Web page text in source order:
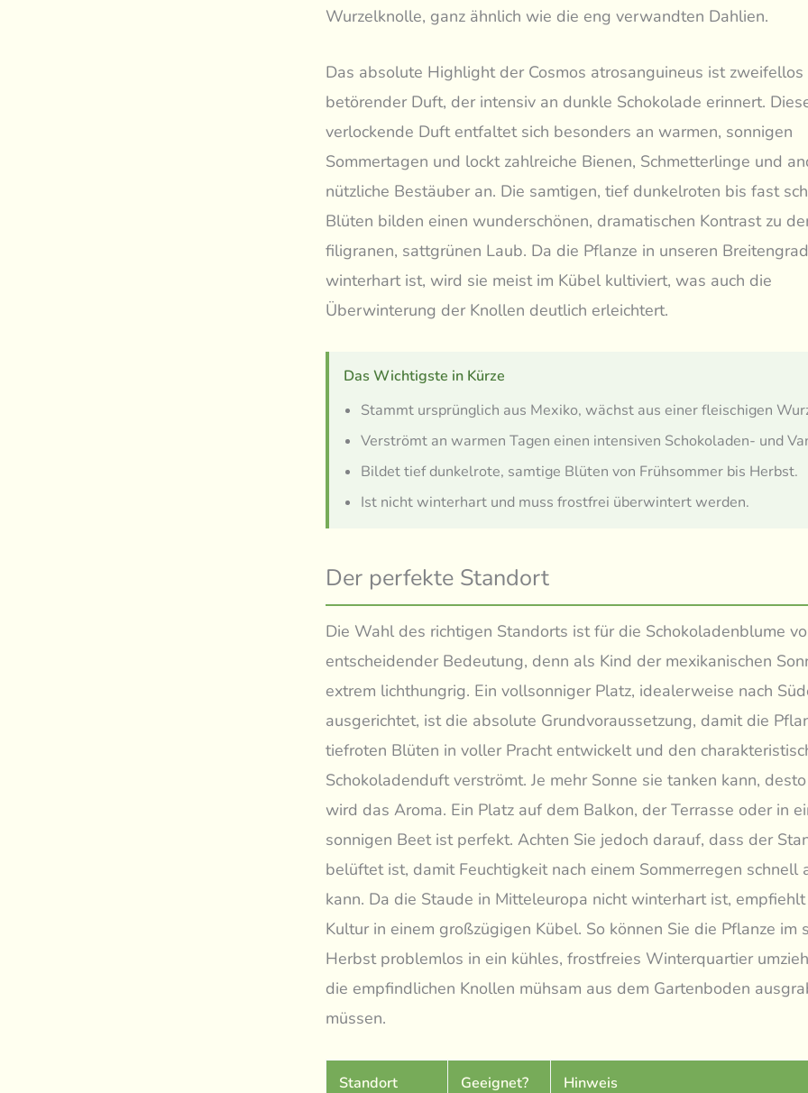
Wurzelknolle, ganz ähnlich wie die eng verwandten Dahlien.
Das absolute Highlight der Cosmos atrosanguineus ist zweifellos
betörender Duft, der intensiv an dunkle Schokolade erinnert.
verlockende Duft entfaltet sich besonders an warmen, sonnigen
Sommertagen und lockt zahlreiche Bienen, Schmetterlinge und
nützliche Bestäuber an. Die samtigen, tief dunkelroten bis fast
Blüten bilden einen wunderschönen, dramatischen Kontrast zu
filigranen, sattgrünen Laub. Da die Pflanze in unseren
winterhart ist, wird sie meist im Kübel kultiviert, was auch die
Überwinterung der Knollen deutlich erleichtert.
Das Wichtigste in Kürze
Stammt ursprünglich aus Mexiko, wächst aus einer fleischigen
Verströmt an warmen Tagen einen intensiven Schokoladen- und
Bildet tief dunkelrote, samtige Blüten von Frühsommer bis Herbst.
Ist nicht winterhart und muss frostfrei überwintert werden.
Der perfekte Standort
Die Wahl des richtigen Standorts ist für die Schokoladenblume
entscheidender Bedeutung, denn als Kind der mexikanischen
extrem lichthungrig. Ein vollsonniger Platz, idealerweise nach
ausgerichtet, ist die absolute Grundvoraussetzung, damit die
tiefroten Blüten in voller Pracht entwickelt und den
Schokoladenduft verströmt. Je mehr Sonne sie tanken kann,
wird das Aroma. Ein Platz auf dem Balkon, der Terrasse oder in
sonnigen Beet ist perfekt. Achten Sie jedoch darauf, dass der
belüftet ist, damit Feuchtigkeit nach einem Sommerregen schnell
kann. Da die Staude in Mitteleuropa nicht winterhart ist,
Kultur in einem großzügigen Kübel. So können Sie die Pflanze im
Herbst problemlos in ein kühles, frostfreies Winterquartier
die empfindlichen Knollen mühsam aus dem Gartenboden
müssen.
Standort Geeignet? Hinweis